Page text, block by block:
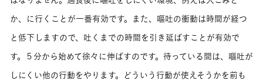
か、に行くことが一番有効です。また、嘔吐の衝動は時間が経つ
と低下しますので、吐くまでの時間を引き延ばすことが有効で
す。５分から始めて徐々に伸ばすのです。待っている間は、嘔吐が
しにくい他の行動をやります。どういう行動が使えそうかを前も